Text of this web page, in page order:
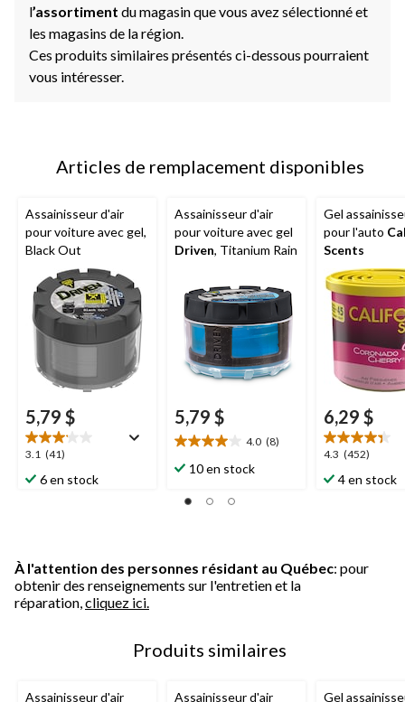
l’assortiment du magasin que vous avez sélectionné et
les magasins de la région.
Ces produits similaires présentés ci-dessous pourraient
vous intéresser.
Articles de remplacement disponibles
Assainisseur d'air
pour voiture avec gel,
Black Out
5,79 $
3.1 (41)
3.1
étoile(s)
sur
6 en stock
Assainisseur d'air
pour voiture avec gel
Driven, Titanium Rain
5,79 $
4.0 (8)
4.0
étoile(s)
5.
10 en stock
Gel
pour l'auto
Scents
6,29 $
4.3 (452)
4.3
étoile(s)
sur
4 en stock
À l'attention des personnes résidant au Québec: pour
obtenir des renseignements sur l'entretien et la
réparation, cliquez ici.
Produits similaires
Assainisseur d'air
Assainisseur d'air
Gel